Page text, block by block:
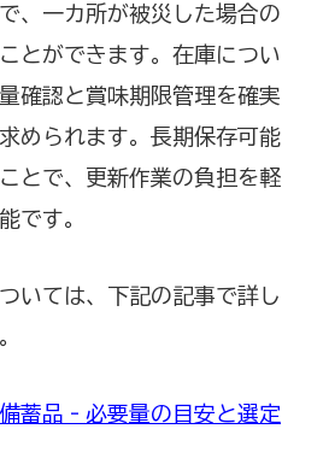
、一カ所が被災した場合の
とができます。在庫につい
確認と賞味期限管理を確実
められます。長期保存可能
とで、更新作業の負担を軽
です。
いては、下記の記事で詳し
蓄品‐必要量の目安と選定